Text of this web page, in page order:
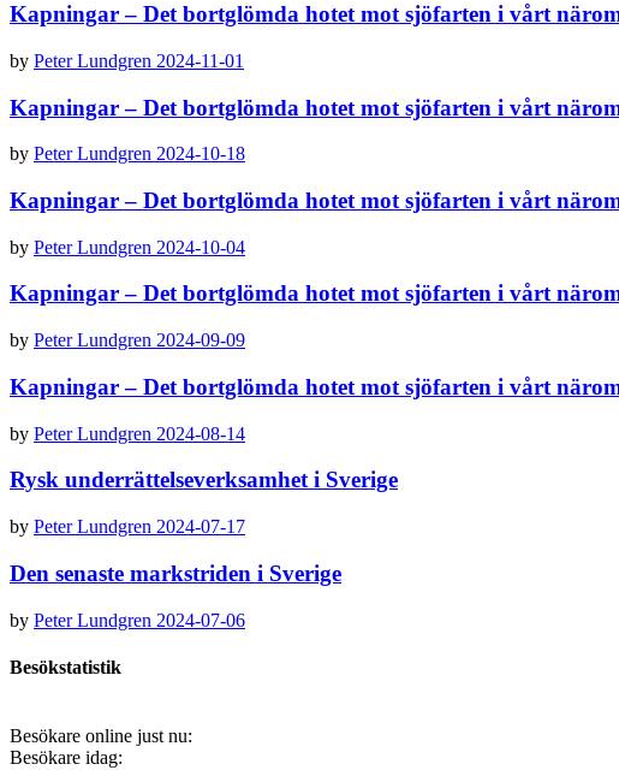
Kapningar – Det bortglömda hotet mot sjöfarten i vårt
by Peter Lundgren 2024-11-01
Kapningar – Det bortglömda hotet mot sjöfarten i vårt
by Peter Lundgren 2024-10-18
Kapningar – Det bortglömda hotet mot sjöfarten i vårt
by Peter Lundgren 2024-10-04
Kapningar – Det bortglömda hotet mot sjöfarten i vårt
by Peter Lundgren 2024-09-09
Kapningar – Det bortglömda hotet mot sjöfarten i vårt
by Peter Lundgren 2024-08-14
Rysk underrättelseverksamhet i Sverige
by Peter Lundgren 2024-07-17
Den senaste markstriden i Sverige
by Peter Lundgren 2024-07-06
Besökstatistik
Besökare online just nu:
Besökare idag: